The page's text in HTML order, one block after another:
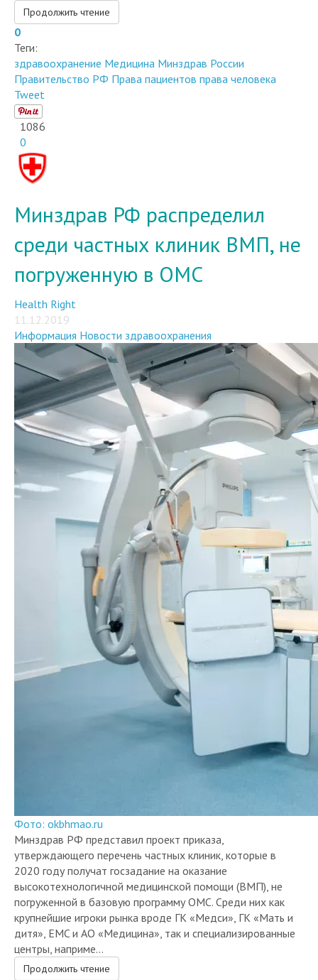
Продолжить чтение
0
Теги:
здравоохранение Медицина Минздрав России
Правительство РФ Права пациентов права человека
Tweet
1086
0
Минздрав РФ распределил
среди частных клиник ВМП, не
погруженную в ОМС
Health Right
11.12.2019
Информация Новости здравоохранения
Фото: okbhmao.ru
Минздрав РФ представил проект приказа,
утверждающего перечень частных клиник, которые в
2020 году получат госзадание на оказание
высокотехнологичной медицинской помощи (ВМП), не
погруженной в базовую программу ОМС. Среди них как
крупнейшие игроки рынка вроде ГК «Медси», ГК «Мать и
дитя», EMC и АО «Медицина», так и специализированные
центры, наприме...
Продолжить чтение